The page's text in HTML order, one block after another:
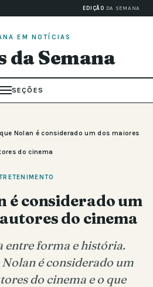
EDIÇÃO DA SEMANA
EM NOTÍCIAS
da Semana
SEÇÕES
Nolan é considerado um dos maiores
do cinema
é considerado um
do cinema
entre forma e história.
é considerado um
do cinema e o que